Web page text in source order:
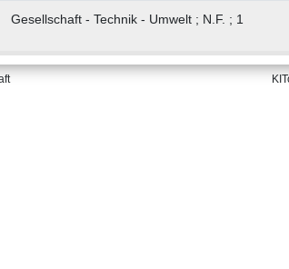
Gesellschaft - Technik - Umwelt ; N.F. ; 1